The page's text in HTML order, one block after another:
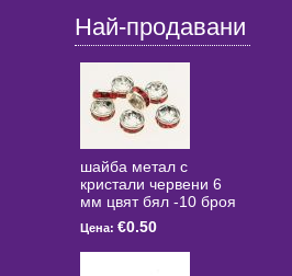
Най-продавани
шайба метал с
кристали червени 6
мм цвят бял -10 броя
Цена: €0.50